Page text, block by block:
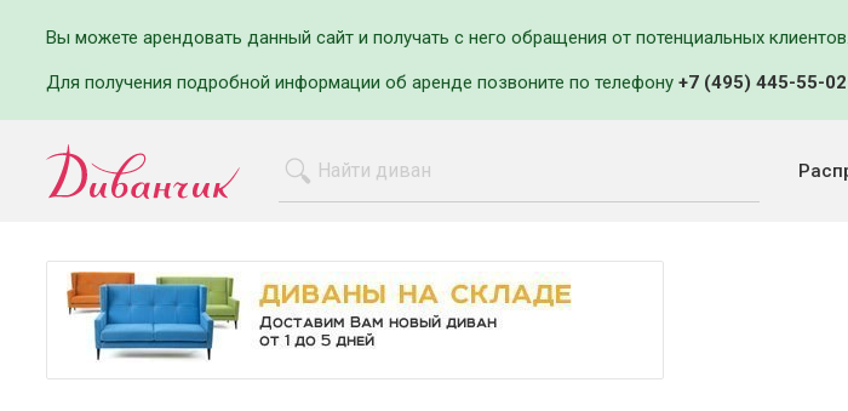
Вы можете арендовать данный сайт и получать с него обращения от потенциальных клиентов.
Для получения подробной информации об аренде позвоните по телефону +7 (495) 445-55-02